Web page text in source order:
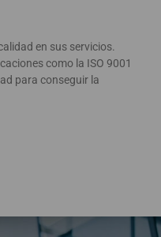
en sus servicios.
como la ISO 9001
para conseguir la